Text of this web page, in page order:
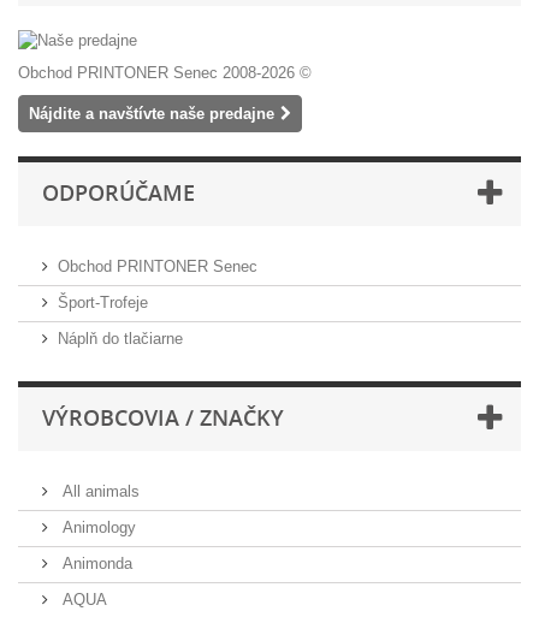
Obchod PRINTONER Senec 2008-2026 ©
Nájdite a navštívte naše predajne
ODPORÚČAME
Obchod PRINTONER Senec
Šport-Trofeje
Náplň do tlačiarne
VÝROBCOVIA / ZNAČKY
All animals
Animology
Animonda
AQUA